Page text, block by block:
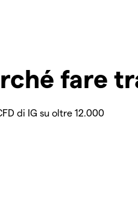
fare
di IG su oltre 12.000